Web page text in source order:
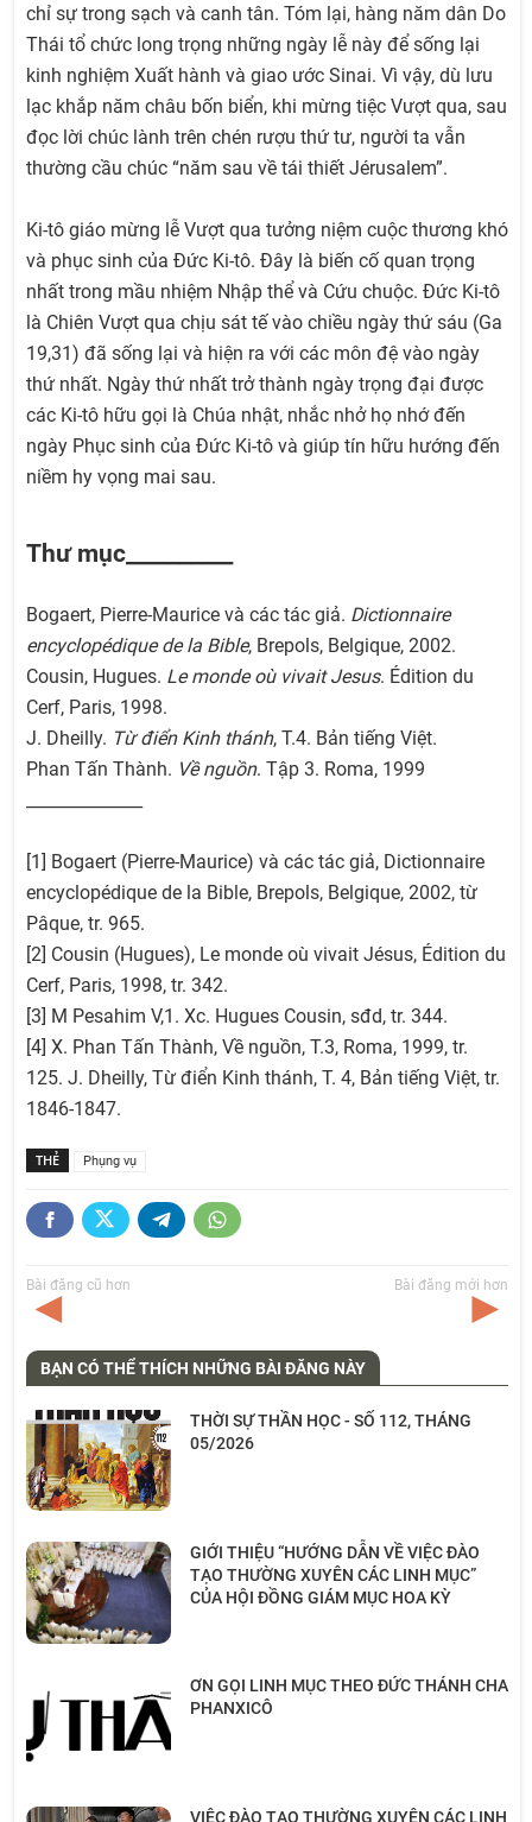
chỉ sự trong sạch và canh tân. Tóm lại, hàng năm dân Do
Thái tổ chức long trọng những ngày lễ này để sống lại
kinh nghiệm Xuất hành và giao ước Sinai. Vì vậy, dù lưu
lạc khắp năm châu bốn biển, khi mừng tiệc Vượt qua, sau
đọc lời chúc lành trên chén rượu thứ tư, người ta vẫn
thường cầu chúc “năm sau về tái thiết Jérusalem”.
Ki-tô giáo mừng lễ Vượt qua tưởng niệm cuộc thương khó
và phục sinh của Đức Ki-tô. Đây là biến cố quan trọng
nhất trong mầu nhiệm Nhập thể và Cứu chuộc. Đức Ki-tô
là Chiên Vượt qua chịu sát tế vào chiều ngày thứ sáu (Ga
19,31) đã sống lại và hiện ra với các môn đệ vào ngày
thứ nhất. Ngày thứ nhất trở thành ngày trọng đại được
các Ki-tô hữu gọi là Chúa nhật, nhắc nhở họ nhớ đến
ngày Phục sinh của Đức Ki-tô và giúp tín hữu hướng đến
niềm hy vọng mai sau.
Thư mục__________
Bogaert, Pierre-Maurice và các tác giả. Dictionnaire
encyclopédique de la Bible, Brepols, Belgique, 2002.
Cousin, Hugues. Le monde où vivait Jesus. Édition du
Cerf, Paris, 1998.
J. Dheilly. Từ điển Kinh thánh, T.4. Bản tiếng Việt.
Phan Tấn Thành. Về nguồn. Tập 3. Roma, 1999
[1] Bogaert (Pierre-Maurice) và các tác giả, Dictionnaire
encyclopédique de la Bible, Brepols, Belgique, 2002, từ
Pâque, tr. 965.
[2] Cousin (Hugues), Le monde où vivait Jésus, Édition du
Cerf, Paris, 1998, tr. 342.
[3] M Pesahim V,1. Xc. Hugues Cousin, sđd, tr. 344.
[4] X. Phan Tấn Thành, Về nguồn, T.3, Roma, 1999, tr.
125. J. Dheilly, Từ điển Kinh thánh, T. 4, Bản tiếng Việt, tr.
1846-1847.
THẺ Phụng vụ
Bài đăng cũ hơn Bài đăng mới hơn
BẠN CÓ THỂ THÍCH NHỮNG BÀI ĐĂNG NÀY
THỜI SỰ THẦN HỌC - SỐ 112, THÁNG
05/2026
GIỚI THIỆU “HƯỚNG DẪN VỀ VIỆC ĐÀO
TẠO THƯỜNG XUYÊN CÁC LINH MỤC”
CỦA HỘI ĐỒNG GIÁM MỤC HOA KỲ
ƠN GỌI LINH MỤC THEO ĐỨC THÁNH CHA
PHANXICÔ
VIỆC ĐÀO TẠO THƯỜNG XUYÊN CÁC LINH